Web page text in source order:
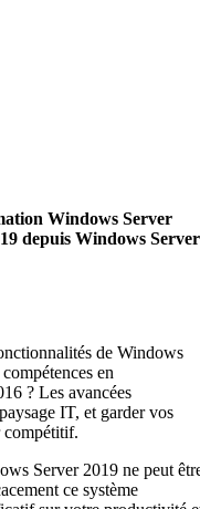
Windows Server
depuis Windows Server
de Windows
en
? Les avancées
IT, et garder vos
compétitif.
Server 2019 ne peut
ce système